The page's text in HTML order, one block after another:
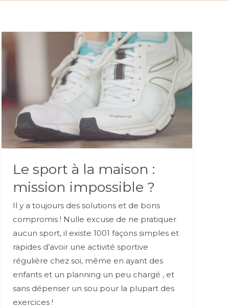
Le sport à la maison :
mission impossible ?
Il y a toujours des solutions et de bons
compromis ! Nulle excuse de ne pratiquer
aucun sport, il existe 1001 façons simples et
rapides d’avoir une activité sportive
régulière chez soi, même en ayant des
enfants et un planning un peu chargé , et
sans dépenser un sou pour la plupart des
exercices !